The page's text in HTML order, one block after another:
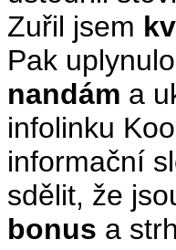
Zuřil jsem
Pak
nandám a
infolinku
informační
sdělit, že
bonus a